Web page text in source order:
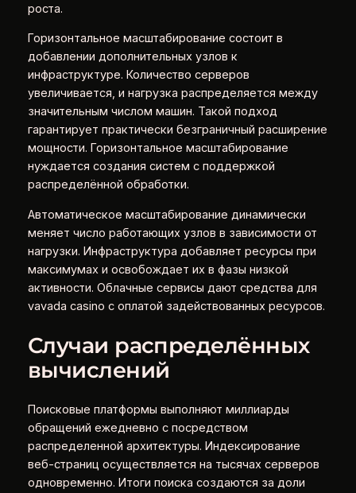
роста.
Горизонтальное масштабирование состоит в
добавлении дополнительных узлов к
инфраструктуре. Количество серверов
увеличивается, и нагрузка распределяется между
значительным числом машин. Такой подход
гарантирует практически безграничный расширение
мощности. Горизонтальное масштабирование
нуждается создания систем с поддержкой
распределённой обработки.
Автоматическое масштабирование динамически
меняет число работающих узлов в зависимости от
нагрузки. Инфраструктура добавляет ресурсы при
максимумах и освобождает их в фазы низкой
активности. Облачные сервисы дают средства для
vavada casino с оплатой задействованных ресурсов.
Случаи распределённых
вычислений
Поисковые платформы выполняют миллиарды
обращений ежедневно с посредством
распределенной архитектуры. Индексирование
веб-страниц осуществляется на тысячах серверов
одновременно. Итоги поиска создаются за доли